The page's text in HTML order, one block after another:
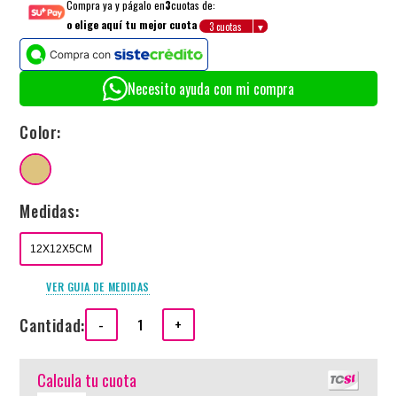
Compra ya y págalo en3cuotas de:
o elige aquí tu mejor cuota
Necesito ayuda con mi compra
Color:
Medidas:
12X12X5CM
VER GUIA DE MEDIDAS
Cantidad: - +
Calcula tu cuota